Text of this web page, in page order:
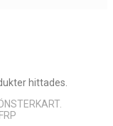
hittades.